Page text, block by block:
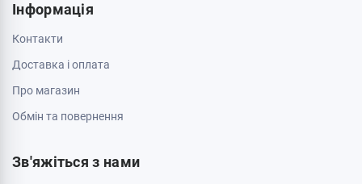
Інформація
Контакти
Доставка і оплата
Про магазин
Обмін та повернення
Зв'яжіться з нами